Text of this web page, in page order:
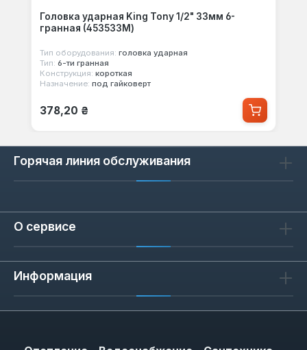
Головка ударная King Tony 1/2" 33мм 6-
гранная (453533M)
Тип оборудования: головка ударная
Тип: 6-ти гранная
Конструкция: короткая
Назначение: под гайковерт
Обычная цена:
378,20 ₴
Горячая линия обслуживания
О сервисе
Информация